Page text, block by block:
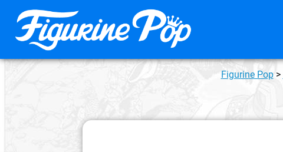
Figurine Pop >